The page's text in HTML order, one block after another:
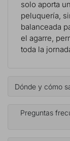
solo aporta
peluquería,
balanceada
el agarre,
toda la
Dónde y cómo
Preguntas